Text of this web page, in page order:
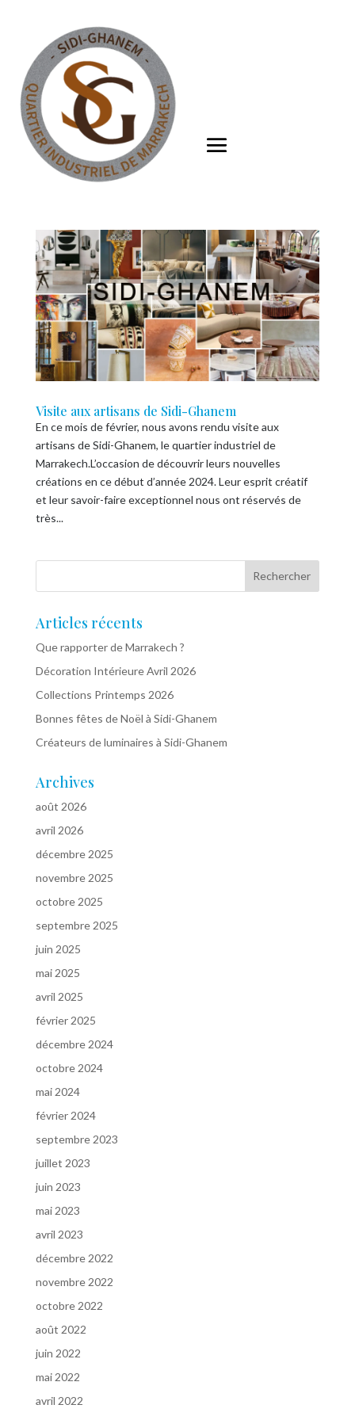
Visite aux artisans de Sidi-Ghanem
En ce mois de février, nous avons rendu visite aux
artisans de Sidi-Ghanem, le quartier industriel de
Marrakech.L’occasion de découvrir leurs nouvelles
créations en ce début d’année 2024. Leur esprit créatif
et leur savoir-faire exceptionnel nous ont réservés de
très...
Articles récents
Que rapporter de Marrakech ?
Décoration Intérieure Avril 2026
Collections Printemps 2026
Bonnes fêtes de Noël à Sidi-Ghanem
Créateurs de luminaires à Sidi-Ghanem
Archives
août 2026
avril 2026
décembre 2025
novembre 2025
octobre 2025
septembre 2025
juin 2025
mai 2025
avril 2025
février 2025
décembre 2024
octobre 2024
mai 2024
février 2024
septembre 2023
juillet 2023
juin 2023
mai 2023
avril 2023
décembre 2022
novembre 2022
octobre 2022
août 2022
juin 2022
mai 2022
avril 2022